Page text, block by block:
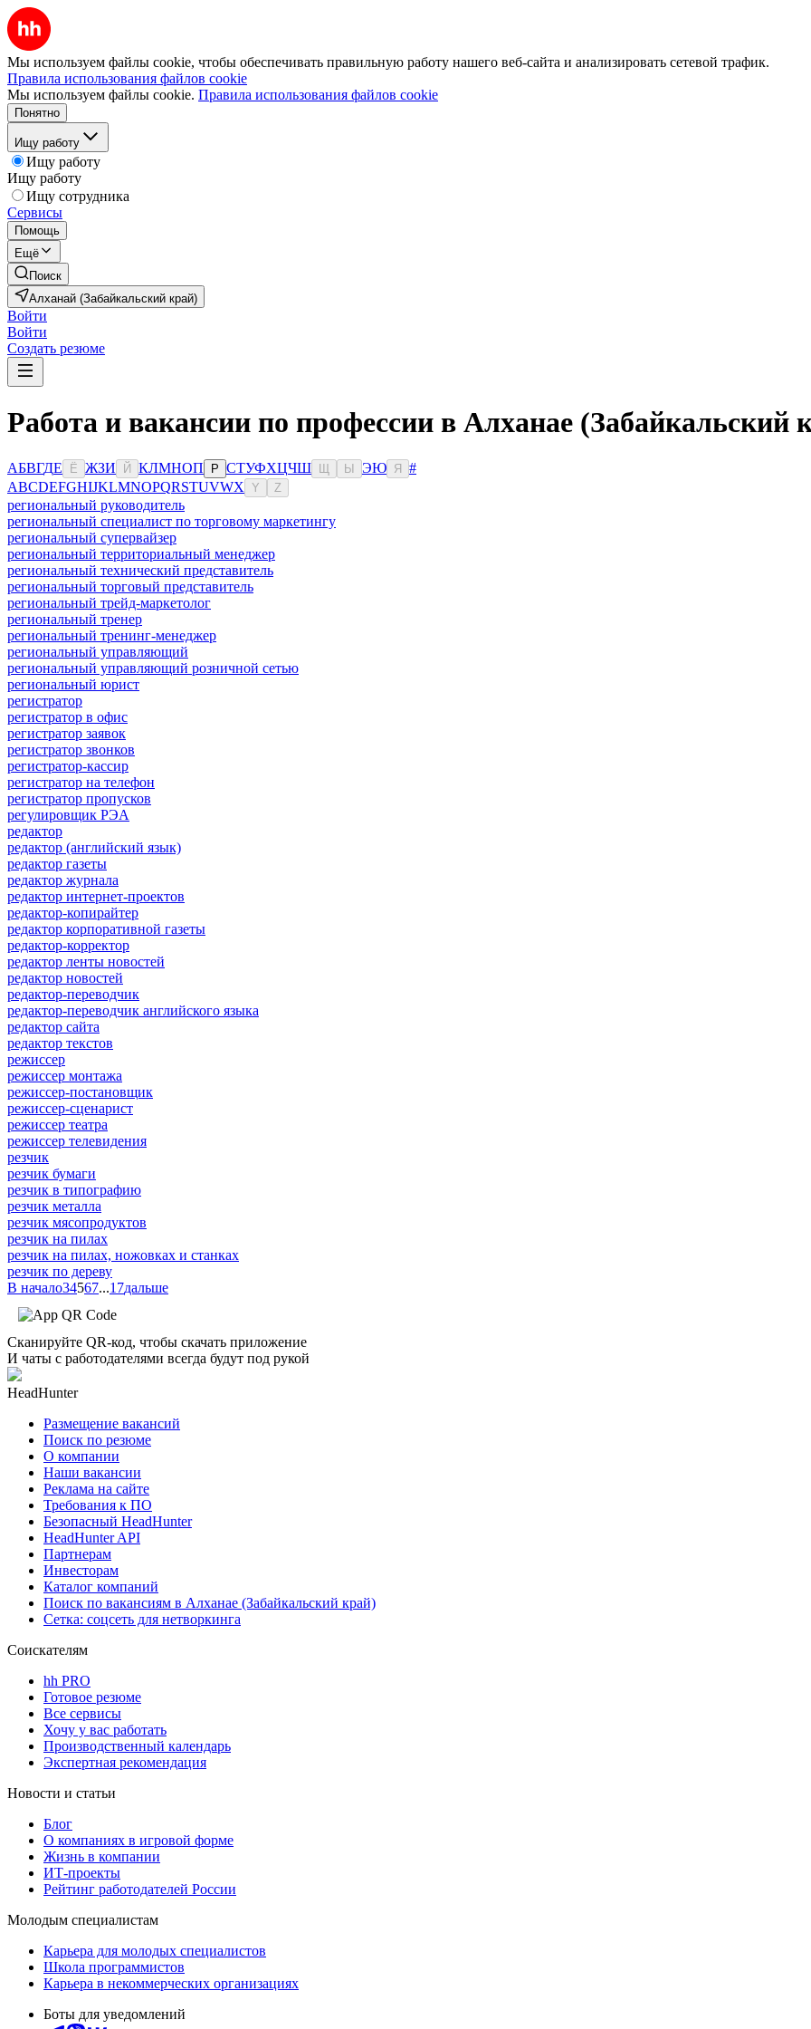
Мы используем файлы cookie, чтобы обеспечивать правильную работу нашего веб-сайта и анализировать сетевой трафик.
Правила использования файлов cookie
Мы используем файлы cookie. Правила использования файлов cookie
Понятно
Ищу работу
Ищу работу
Ищу работу
Ищу сотрудника
Сервисы
Помощь
Ещё
Поиск
Алханай (Забайкальский край)
Войти
Войти
Создать резюме
Работа и вакансии по профессии в Алханае (Забайкальский
АБВГДЕ Ё ЖЗИ Й КЛМНОП Р СТУФХЦЧШ Ы ЭЮ Я
#
ABCDEFGHIJKLMNOPQRSTUVWX Y Z
региональный руководитель
региональный специалист по торговому маркетингу
региональный супервайзер
региональный территориальный менеджер
региональный технический представитель
региональный торговый представитель
региональный трейд-маркетолог
региональный тренер
региональный тренинг-менеджер
региональный управляющий
региональный управляющий розничной сетью
региональный юрист
регистратор
регистратор в офис
регистратор заявок
регистратор звонков
регистратор-кассир
регистратор на телефон
регистратор пропусков
регулировщик РЭА
редактор
редактор (английский язык)
редактор газеты
редактор журнала
редактор интернет-проектов
редактор-копирайтер
редактор корпоративной газеты
редактор-корректор
редактор ленты новостей
редактор новостей
редактор-переводчик
редактор-переводчик английского языка
редактор сайта
редактор текстов
режиссер
режиссер монтажа
режиссер-постановщик
режиссер-сценарист
режиссер театра
режиссер телевидения
резчик
резчик бумаги
резчик в типографию
резчик металла
резчик мясопродуктов
резчик на пилах
резчик на пилах, ножовках и станках
резчик по дереву
В начало34567...17дальше
Сканируйте QR-код, чтобы скачать приложение
И чаты с работодателями всегда будут под рукой
HeadHunter
Размещение вакансий
Поиск по резюме
О компании
Наши вакансии
Реклама на сайте
Требования к ПО
Безопасный HeadHunter
HeadHunter API
Партнерам
Инвесторам
Каталог компаний
Поиск по вакансиям в Алханае (Забайкальский край)
Сетка: соцсеть для нетворкинга
Соискателям
hh PRO
Готовое резюме
Все сервисы
Хочу у вас работать
Производственный календарь
Экспертная рекомендация
Новости и статьи
Блог
О компаниях в игровой форме
Жизнь в компании
ИТ-проекты
Рейтинг работодателей России
Молодым специалистам
Карьера для молодых специалистов
Школа программистов
Карьера в некоммерческих организациях
Боты для уведомлений